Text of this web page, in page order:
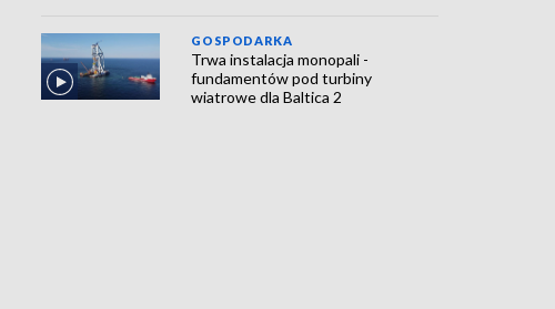
GOSPODARKA
Trwa instalacja monopali -
fundamentów pod turbiny
wiatrowe dla Baltica 2